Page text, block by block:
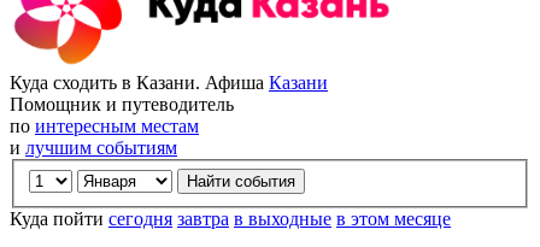
Куда сходить в Казани. Афиша Казани
Помощник и путеводитель
по интересным местам
и лучшим событиям
Куда пойти сегодня завтра в выходные в этом месяце